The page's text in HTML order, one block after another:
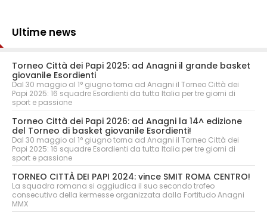
Ultime news
Torneo Città dei Papi 2025: ad Anagni il grande basket
giovanile Esordienti
Dal 30 maggio al 1° giugno torna ad Anagni il Torneo Città dei
Papi 2025: 16 squadre Esordienti da tutta Italia per tre giorni di
sport e passione
Torneo Città dei Papi 2026: ad Anagni la 14^ edizione
del Torneo di basket giovanile Esordienti!
Dal 30 maggio al 1° giugno torna ad Anagni il Torneo Città dei
Papi 2025: 16 squadre Esordienti da tutta Italia per tre giorni di
sport e passione
TORNEO CITTÀ DEI PAPI 2024: vince SMIT ROMA CENTRO!
La squadra romana si aggiudica il suo secondo trofeo
consecutivo della kermesse organizzata dalla Fortitudo Anagni
MMX